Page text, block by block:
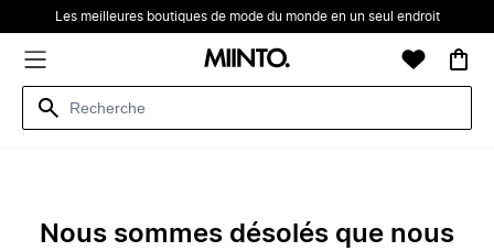
Les meilleures boutiques de mode du monde en un seul endroit
Nous sommes désolés que nous